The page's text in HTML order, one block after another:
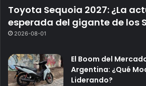
Toyota Sequoia 2027: ¿La
esperada del gigante de los
2026-08-01
El Boom del
Argentina: ¿Qué
Liderando?